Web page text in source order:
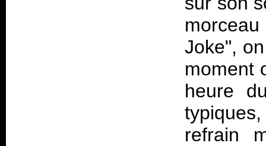
Joke",
moment
heure
refrain